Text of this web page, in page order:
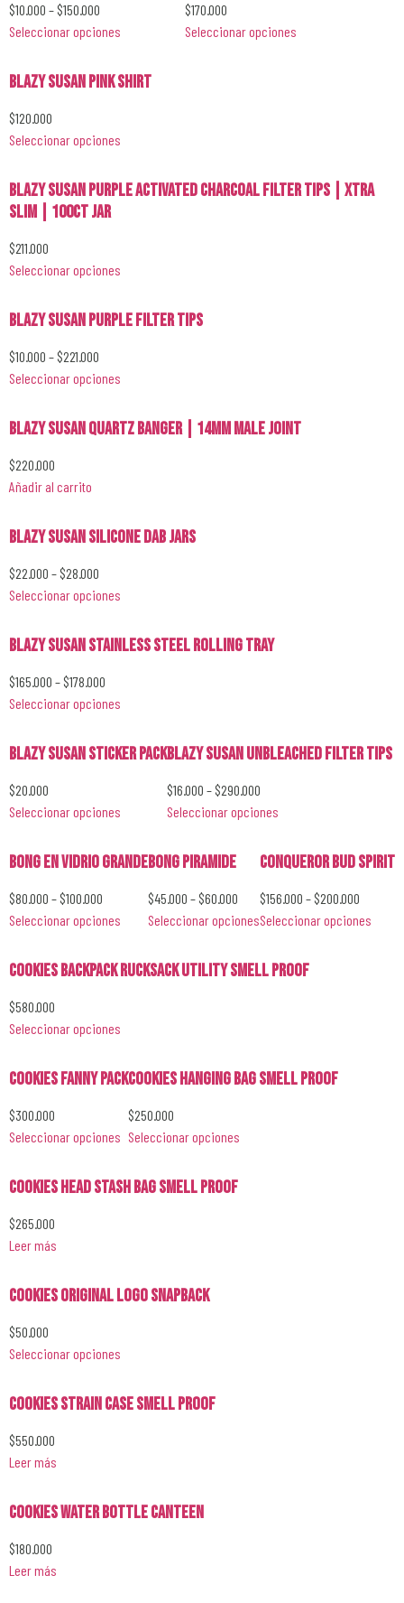
$10.000 – $150.000
Seleccionar opciones
$170.000
Seleccionar opciones
Blazy Susan Pink Shirt
$120.000
Seleccionar opciones
Blazy Susan Purple Activated Charcoal Filter Tips | Xtra
Slim | 100ct Jar
$211.000
Seleccionar opciones
Blazy Susan Purple Filter Tips
$10.000 – $221.000
Seleccionar opciones
Blazy Susan Quartz Banger | 14mm Male Joint
$220.000
Añadir al carrito
Blazy Susan Silicone Dab Jars
$22.000 – $28.000
Seleccionar opciones
Blazy Susan Stainless Steel Rolling Tray
$165.000 – $178.000
Seleccionar opciones
Blazy Susan Sticker Pack
$20.000
Seleccionar opciones
Blazy Susan Unbleached Filter Tips
$16.000 – $290.000
Seleccionar opciones
Bong en Vidrio Grande
$80.000 – $100.000
Seleccionar opciones
Bong Piramide
$45.000 – $60.000
Seleccionar opciones
Conqueror Bud Spirit
$156.000 – $200.000
Seleccionar opciones
Cookies BackPack RUCKSACK UTILITY SMELL PROOF
$580.000
Seleccionar opciones
Cookies Fanny Pack
$300.000
Seleccionar opciones
Cookies Hanging Bag SMELL PROOF
$250.000
Seleccionar opciones
Cookies HEAD STASH BAG SMELL PROOF
$265.000
Leer más
Cookies Original Logo SnapBack
$50.000
Seleccionar opciones
Cookies STRAIN CASE SMELL PROOF
$550.000
Leer más
Cookies Water Bottle Canteen
$180.000
Leer más